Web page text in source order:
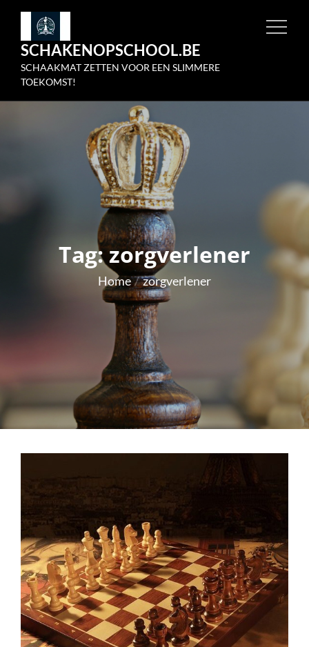
Skip
contentSCHAKENOPSCHOOL.BE
SCHAAKMAT ZETTEN VOOR EEN SLIMMERE
TOEKOMST!
Tag:zorgverlener
Home zorgverlener